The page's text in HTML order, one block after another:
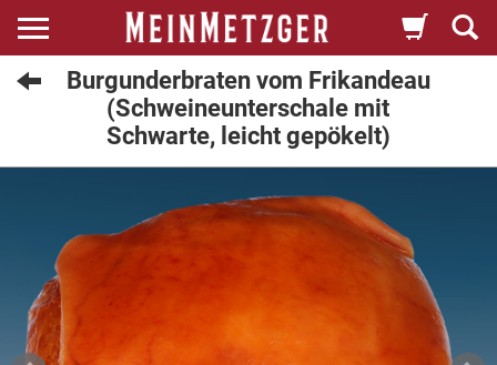
Burgunderbraten vom Frikandeau
(Schweineunterschale mit
Schwarte, leicht gepökelt)